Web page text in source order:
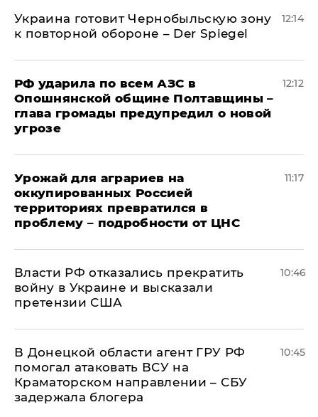
Украина готовит Чернобыльскую зону
к повторной обороне – Der Spiegel
12:14
РФ ударила по всем АЗС в
Опошнянской общине Полтавщины –
глава громады предупредил о новой
угрозе
12:12
Урожай для аграриев на
оккупированных Россией
территориях превратился в
проблему – подробности от ЦНС
11:17
Власти РФ отказались прекратить
войну в Украине и высказали
претензии США
10:46
В Донецкой области агент ГРУ РФ
помогал атаковать ВСУ на
Краматорском направлении – СБУ
задержала блогера
10:45